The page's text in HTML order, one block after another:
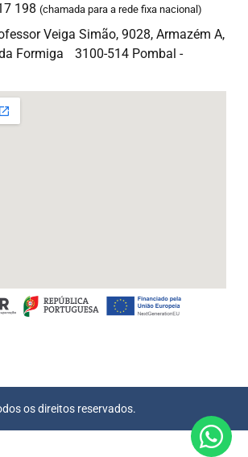
198 (chamada para a rede fixa nacional)
Veiga Simão, 9028, Armazém A,
Formiga 3100-514 Pombal -
os direitos reservados.